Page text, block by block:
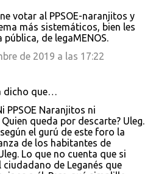
votar al PPSOE-naranjitos y
más sistemáticos, bien les
de legaMENOS.
de 2019 a las 17:22
dicho que…
PPSOE Naranjitos ni
Quien queda por descarte? Uleg.
el gurú de este foro la
de los habitantes de
Lo que no cuenta que si
ciudadano de Leganés que